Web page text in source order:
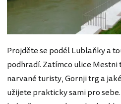
Projděte se podél Lublaňky a
podhradí. Zatímco ulice
narvané turisty, Gornji trg a
užijete prakticky sami pro